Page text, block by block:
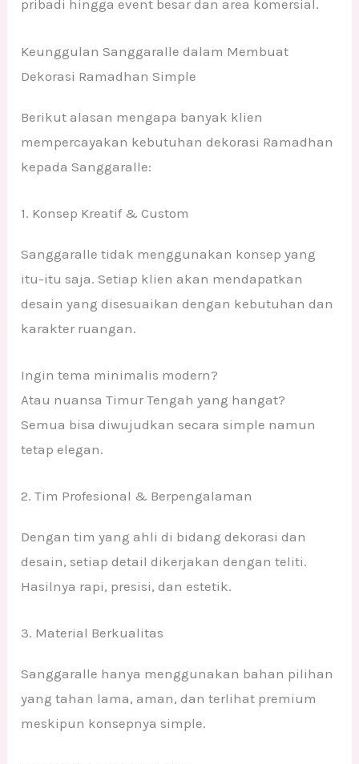
pribadi hingga event besar dan area komersial.
Keunggulan Sanggaralle dalam Membuat
Dekorasi Ramadhan Simple
Berikut alasan mengapa banyak klien
mempercayakan kebutuhan dekorasi Ramadhan
kepada Sanggaralle:
1. Konsep Kreatif & Custom
Sanggaralle tidak menggunakan konsep yang
itu-itu saja. Setiap klien akan mendapatkan
desain yang disesuaikan dengan kebutuhan dan
karakter ruangan.
Ingin tema minimalis modern?
Atau nuansa Timur Tengah yang hangat?
Semua bisa diwujudkan secara simple namun
tetap elegan.
2. Tim Profesional & Berpengalaman
Dengan tim yang ahli di bidang dekorasi dan
desain, setiap detail dikerjakan dengan teliti.
Hasilnya rapi, presisi, dan estetik.
3. Material Berkualitas
Sanggaralle hanya menggunakan bahan pilihan
yang tahan lama, aman, dan terlihat premium
meskipun konsepnya simple.